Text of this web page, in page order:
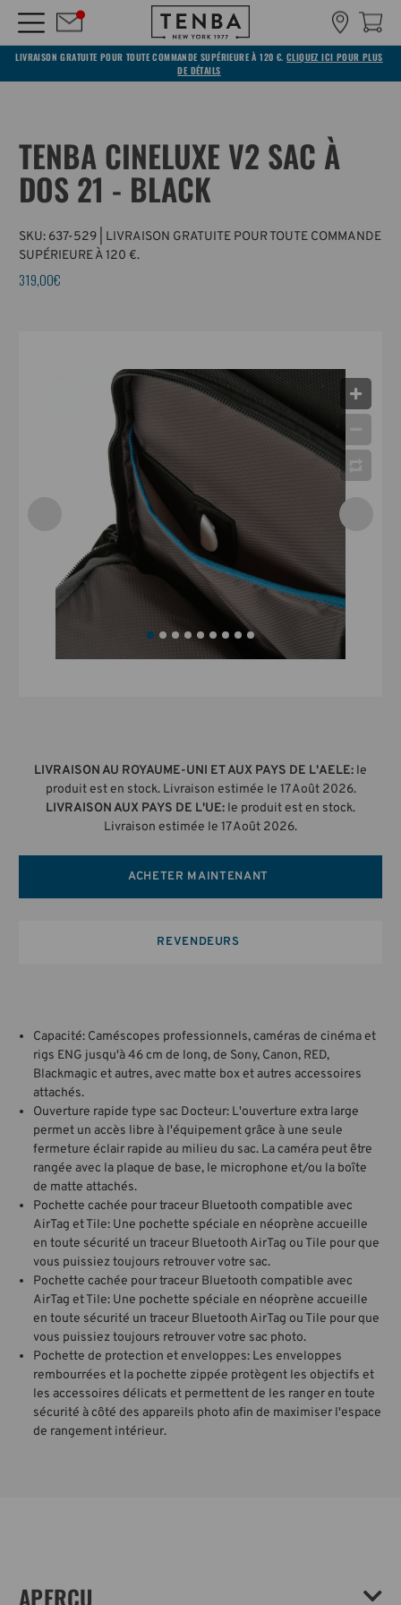
LIVRAISON GRATUITE POUR TOUTE COMMANDE SUPÉRIEURE À 120 €.CLIQUEZ ICI POUR PLUS
DE DÉTAILS
TENBA CINELUXE V2 SAC À
DOS 21 - BLACK
SKU: 637-529 | LIVRAISON GRATUITE POUR TOUTE COMMANDE
SUPÉRIEURE À 120 €.
319,00€
LIVRAISON AU ROYAUME-UNI ET AUX PAYS DE L'AELE: le
produit est en stock. Livraison estimée le 17 Août 2026.
LIVRAISON AUX PAYS DE L'UE: le produit est en stock.
Livraison estimée le 17 Août 2026.
ACHETER MAINTENANT
REVENDEURS
Capacité: Caméscopes professionnels, caméras de cinéma et
rigs ENG jusqu'à 46 cm de long, de Sony, Canon, RED,
Blackmagic et autres, avec matte box et autres accessoires
attachés.
Ouverture rapide type sac Docteur: L'ouverture extra large
permet un accès libre à l'équipement grâce à une seule
fermeture éclair rapide au milieu du sac. La caméra peut être
rangée avec la plaque de base, le microphone et/ou la boîte
de matte attachés.
Pochette cachée pour traceur Bluetooth compatible avec
AirTag et Tile: Une pochette spéciale en néoprène accueille
en toute sécurité un traceur Bluetooth AirTag ou Tile pour que
vous puissiez toujours retrouver votre sac.
Pochette cachée pour traceur Bluetooth compatible avec
AirTag et Tile: Une pochette spéciale en néoprène accueille
en toute sécurité un traceur Bluetooth AirTag ou Tile pour que
vous puissiez toujours retrouver votre sac photo.
Pochette de protection et enveloppes: Les enveloppes
rembourrées et la pochette zippée protègent les objectifs et
les accessoires délicats et permettent de les ranger en toute
sécurité à côté des appareils photo afin de maximiser l'espace
de rangement intérieur.
APERÇU